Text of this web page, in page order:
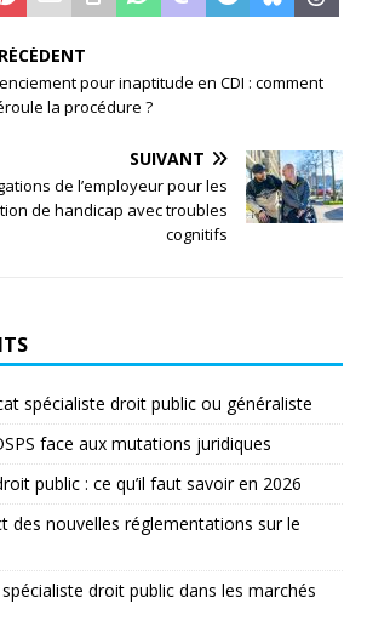
pour inaptitude en CDI : comment
la procédure ?
SUIVANT
de l’employeur pour les
de handicap avec troubles
cognitifs
spécialiste droit public ou généraliste
face aux mutations juridiques
public : ce qu’il faut savoir en 2026
des nouvelles réglementations sur le
droit public dans les marchés